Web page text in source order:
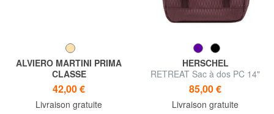
ALVIERO MARTINI PRIMA
CLASSE
Trousse de toilette ALVIRO
MARTINI 1^ CLASSE GEO
CLASSIC
42,00 €
Livraison gratuite
HERSCHEL
RETREAT Sac à dos PC 14"
85,00 €
Livraison gratuite